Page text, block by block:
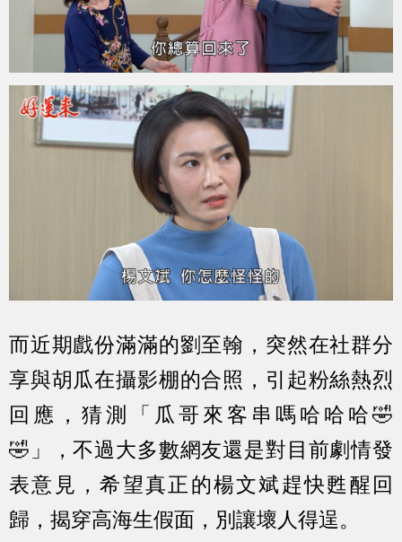
而近期戲份滿滿的劉至翰，突然在社群分
享與胡瓜在攝影棚的合照，引起粉絲熱烈
回應，猜測「瓜哥來客串嗎哈哈哈🤣
🤣」，不過大多數網友還是對目前劇情發
表意見，希望真正的楊文斌趕快甦醒回
歸，揭穿高海生假面，別讓壞人得逞。